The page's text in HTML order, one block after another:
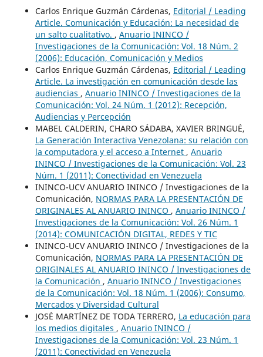
Carlos Enrique Guzmán Cárdenas, Editorial / Leading
Article. Comunicación y Educación: La necesidad de
un salto cualitativo. , Anuario ININCO /
Investigaciones de la Comunicación: Vol. 18 Núm. 2
(2006): Educación, Comunicación y Medios
Carlos Enrique Guzmán Cárdenas, Editorial / Leading
Article. La investigación en comunicación desde las
audiencias , Anuario ININCO / Investigaciones de la
Comunicación: Vol. 24 Núm. 1 (2012): Recepción,
Audiencias y Percepción
MABEL CALDERIN, CHARO SÁDABA, XAVIER BRINGUÉ,
La Generación Interactiva Venezolana: su relación con
la computadora y el acceso a Internet , Anuario
ININCO / Investigaciones de la Comunicación: Vol. 23
Núm. 1 (2011): Conectividad en Venezuela
ININCO-UCV ANUARIO ININCO / Investigaciones de la
Comunicación, NORMAS PARA LA PRESENTACIÓN DE
ORIGINALES AL ANUARIO ININCO , Anuario ININCO /
Investigaciones de la Comunicación: Vol. 26 Núm. 1
(2014): COMUNICACIÓN DIGITAL, REDES Y TIC
ININCO-UCV ANUARIO ININCO / Investigaciones de la
Comunicación, NORMAS PARA LA PRESENTACIÓN DE
ORIGINALES AL ANUARIO ININCO / Investigaciones de
la Comunicación , Anuario ININCO / Investigaciones
de la Comunicación: Vol. 18 Núm. 1 (2006): Consumo,
Mercados y Diversidad Cultural
JOSÉ MARTÍNEZ DE TODA TERRERO, La educación para
los medios digitales , Anuario ININCO /
Investigaciones de la Comunicación: Vol. 23 Núm. 1
(2011): Conectividad en Venezuela